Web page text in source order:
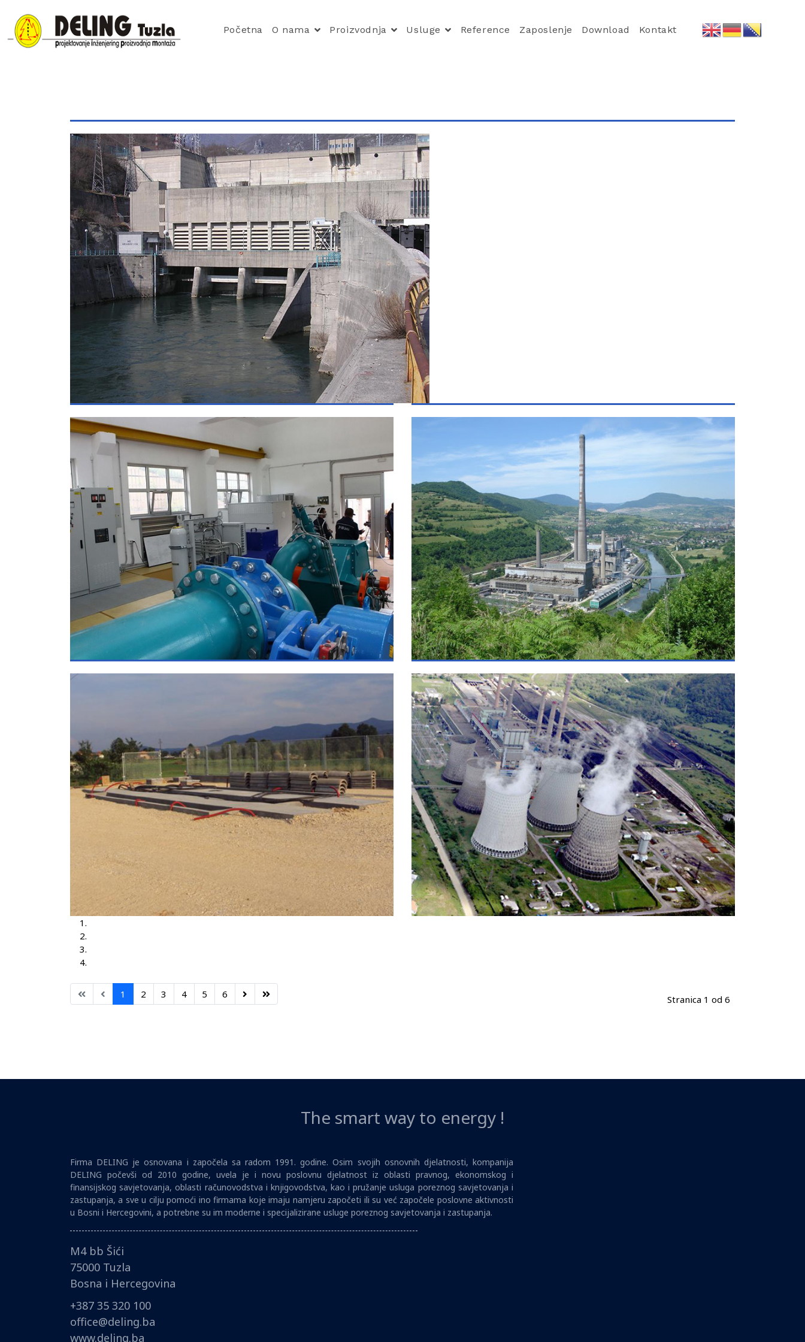
Početna O nama Proizvodnja Usluge Reference Zaposlenje Download Kontakt
Stranica 1 od 6
1 2 3 4 5 6
The smart way to energy !
Firma DELING je osnovana i započela sa radom 1991. godine. Osim svojih osnovnih djelatnosti, kompanija
DELING počevši od 2010 godine, uvela je i novu poslovnu djelatnost iz oblasti pravnog, ekonomskog i
finansijskog savjetovanja, oblasti računovodstva i knjigovodstva, kao i pružanje usluga poreznog savjetovanja i
zastupanja, a sve u cilju pomoći ino firmama koje imaju namjeru započeti ili su već započele poslovne aktivnosti
u Bosni i Hercegovini, a potrebne su im moderne i specijalizirane usluge poreznog savjetovanja i zastupanja.
M4 bb Šići
75000 Tuzla
Bosna i Hercegovina
+387 35 320 100
office@deling.ba
www.deling.ba